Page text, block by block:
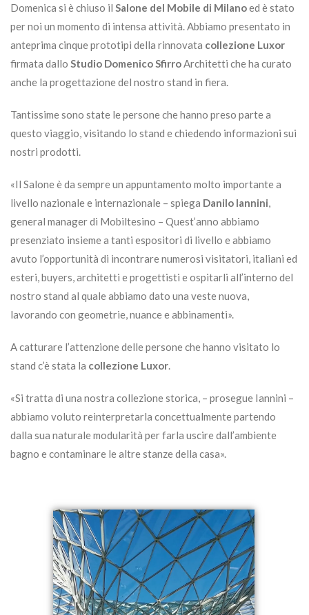
Domenica si è chiuso il Salone del Mobile di Milanoed è stato
per noi un momento di intensa attività. Abbiamo presentato in
anteprima cinque prototipi della rinnovata collezione Luxor
firmata dallo Studio Domenico SfirroArchitetti che ha curato
anche la progettazione del nostro stand in fiera.
Tantissime sono state le persone che hanno preso parte a
questo viaggio, visitando lo stand e chiedendo informazioni sui
nostri prodotti.
«Il Salone è da sempre un appuntamento molto importante a
livello nazionale e internazionale – spiega Danilo Iannini,
general manager di Mobiltesino – Quest’anno abbiamo
presenziato insieme a tanti espositori di livello e abbiamo
avuto l’opportunità di incontrare numerosi visitatori, italiani ed
esteri, buyers, architetti e progettisti e ospitarli all’interno del
nostro stand al quale abbiamo dato una veste nuova,
lavorando con geometrie, nuance e abbinamenti».
A catturare l’attenzione delle persone che hanno visitato lo
stand c’è stata la collezione Luxor.
«Si tratta di una nostra collezione storica, – prosegue Iannini –
abbiamo voluto reinterpretarla concettualmente partendo
dalla sua naturale modularità per farla uscire dall’ambiente
bagno e contaminare le altre stanze della casa».